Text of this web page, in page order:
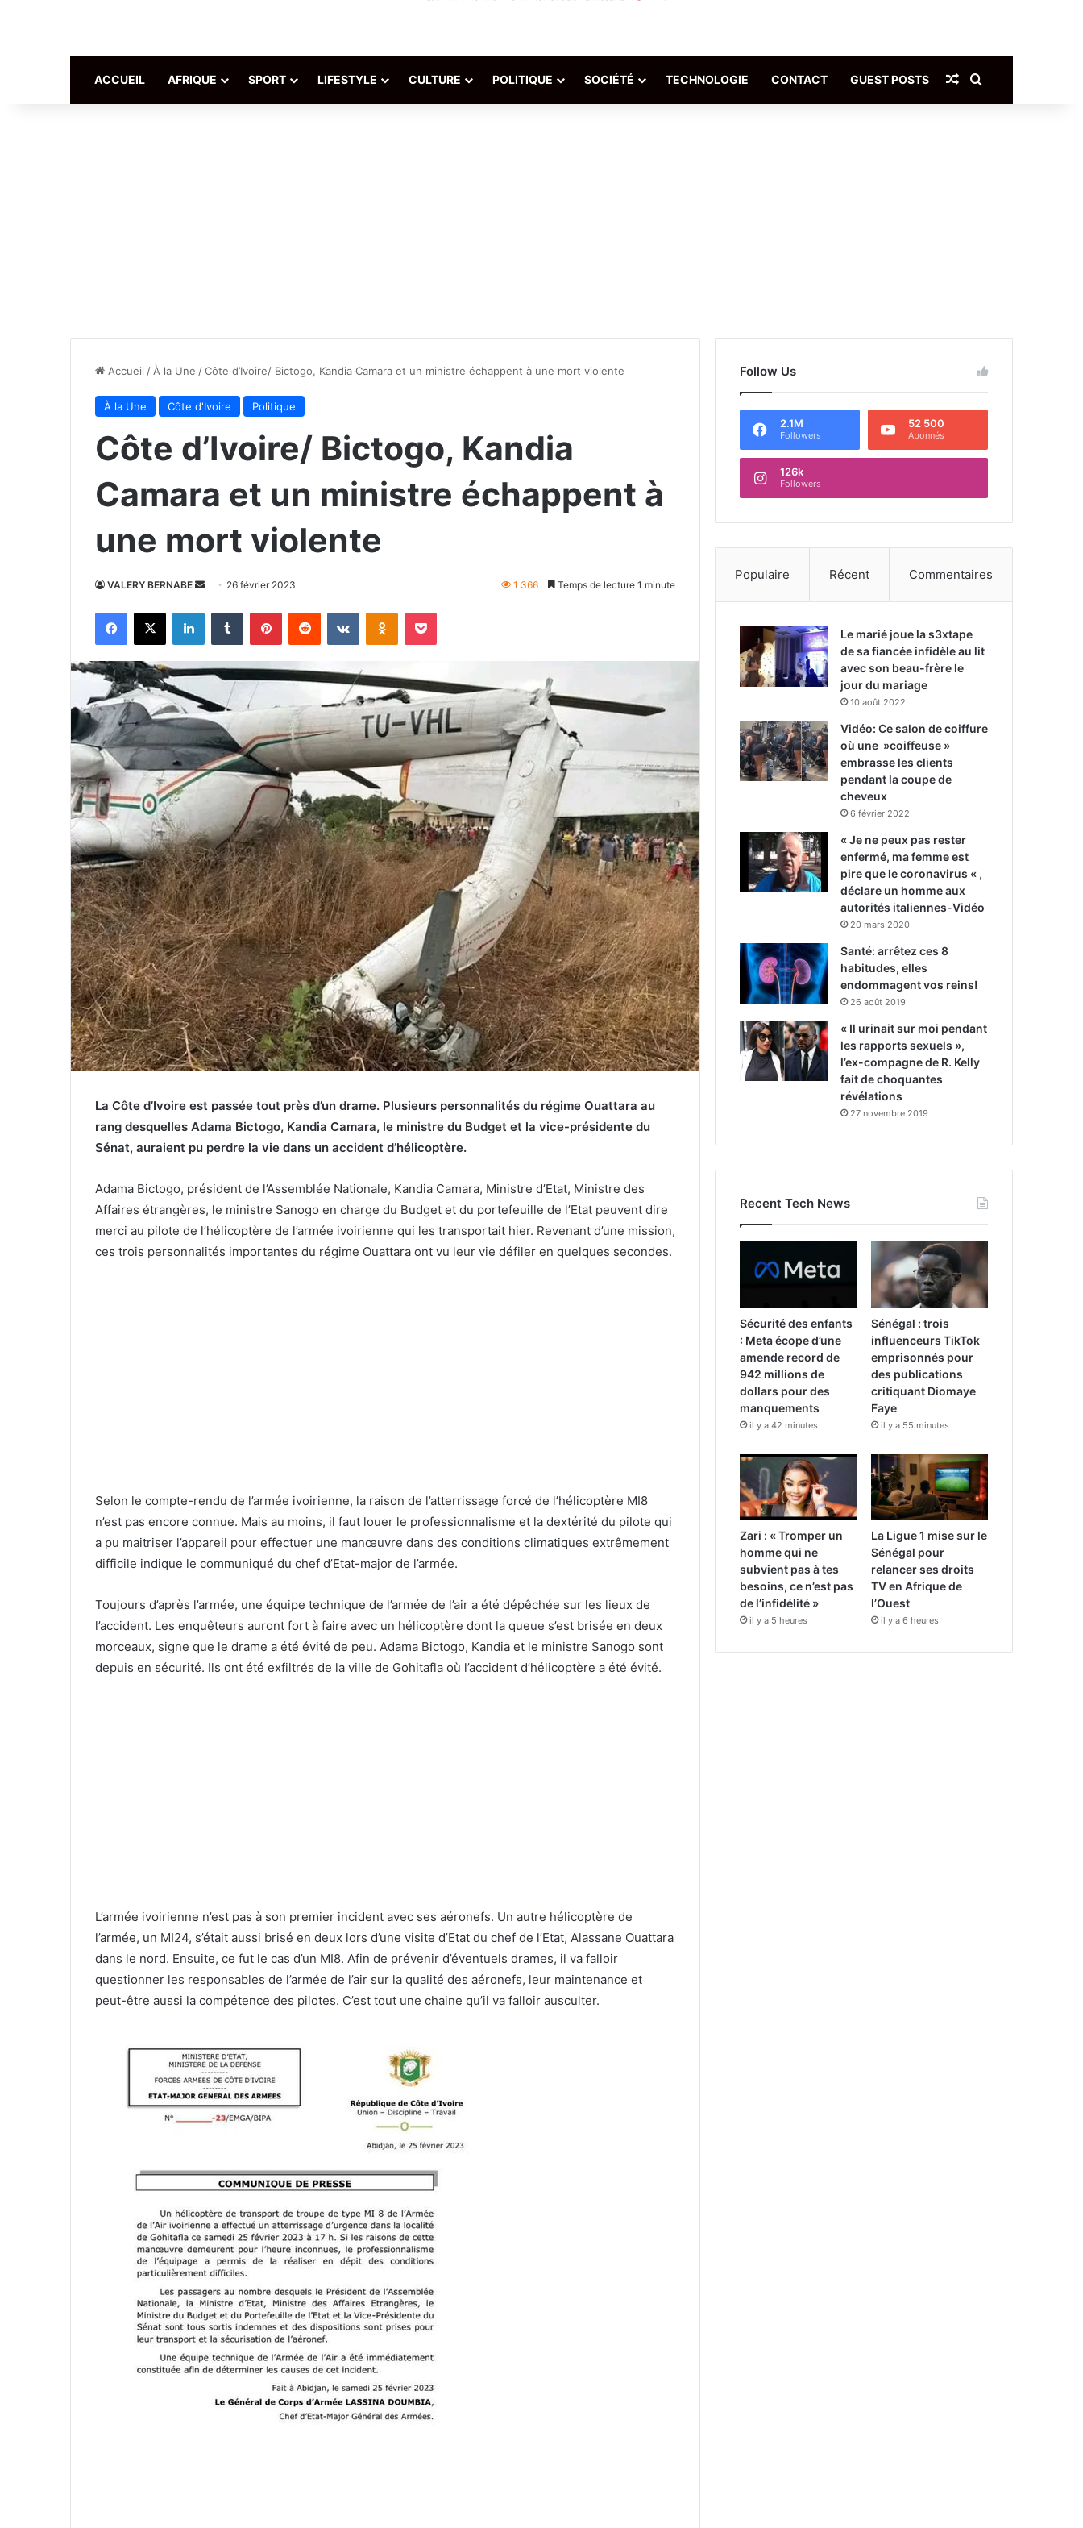
ACCUEIL AFRIQUE SPORT LIFESTYLE CULTURE POLITIQUE SOCIÉTÉ TECHNOLOGIE CONTACT GUEST POSTS Article Aléatoire
Accueil / À la Une /Côte d’Ivoire/ Bictogo, Kandia Camara et un ministre échappent à une mort violente
À la Une Côte d'Ivoire Politique
Côte d’Ivoire/ Bictogo, Kandia
Camara et un ministre échappent à
une mort violente
VALERY BERNABE
Envoyer
courriel
26 février 2023 1 366 Temps de lecture 1 minute
Facebook
X LinkedinTumblr PinterestReddit VKontakteOdnoklassniki
Pocket
La Côte d’Ivoire est passée tout près d’un drame. Plusieurs personnalités du régime Ouattara au
rang desquelles Adama Bictogo, Kandia Camara, le ministre du Budget et la vice-présidente du
Sénat, auraient pu perdre la vie dans un accident d’hélicoptère.
Adama Bictogo, président de l’Assemblée Nationale, Kandia Camara, Ministre d’Etat, Ministre des
Affaires étrangères, le ministre Sanogo en charge du Budget et du portefeuille de l’Etat peuvent dire
merci au pilote de l’hélicoptère de l’armée ivoirienne qui les transportait hier. Revenant d’une mission,
ces trois personnalités importantes du régime Ouattara ont vu leur vie défiler en quelques secondes.
Selon le compte-rendu de l’armée ivoirienne, la raison de l’atterrissage forcé de l’hélicoptère MI8
n’est pas encore connue. Mais au moins, il faut louer le professionnalisme et la dextérité du pilote qui
a pu maitriser l’appareil pour effectuer une manœuvre dans des conditions climatiques extrêmement
difficile indique le communiqué du chef d’Etat-major de l’armée.
Toujours d’après l’armée, une équipe technique de l’armée de l’air a été dépêchée sur les lieux de
l’accident. Les enquêteurs auront fort à faire avec un hélicoptère dont la queue s’est brisée en deux
morceaux, signe que le drame a été évité de peu. Adama Bictogo, Kandia et le ministre Sanogo sont
depuis en sécurité. Ils ont été exfiltrés de la ville de Gohitafla où l’accident d’hélicoptère a été évité.
L’armée ivoirienne n’est pas à son premier incident avec ses aéronefs. Un autre hélicoptère de
l’armée, un MI24, s’était aussi brisé en deux lors d’une visite d’Etat du chef de l’Etat, Alassane Ouattara
dans le nord. Ensuite, ce fut le cas d’un MI8. Afin de prévenir d’éventuels drames, il va falloir
questionner les responsables de l’armée de l’air sur la qualité des aéronefs, leur maintenance et
peut-être aussi la compétence des pilotes. C’est tout une chaine qu’il va falloir ausculter.
Follow Us
2.1M
Followers
52 500
Abonnés
126k
Followers
Populaire Récent Commentaires
Le marié joue la s3xtape
de sa fiancée infidèle au lit
avec son beau-frère le
jour du mariage
10 août 2022
Vidéo: Ce salon de coiffure
où une »coiffeuse »
embrasse les clients
pendant la coupe de
cheveux
6 février 2022
« Je ne peux pas rester
enfermé, ma femme est
pire que le coronavirus « ,
déclare un homme aux
autorités italiennes-Vidéo
20 mars 2020
Santé: arrêtez ces 8
habitudes, elles
endommagent vos reins!
26 août 2019
« Il urinait sur moi pendant
les rapports sexuels »,
l’ex-compagne de R. Kelly
fait de choquantes
révélations
27 novembre 2019
Recent Tech News
Sécurité des enfants
: Meta écope d’une
amende record de
942 millions de
dollars pour des
manquements
il y a 42 minutes
Sénégal : trois
influenceurs TikTok
emprisonnés pour
des publications
critiquant Diomaye
Faye
il y a 55 minutes
Zari : « Tromper un
homme qui ne
subvient pas à tes
besoins, ce n’est pas
de l’infidélité »
il y a 5 heures
La Ligue 1 mise sur le
Sénégal pour
relancer ses droits
TV en Afrique de
l’Ouest
il y a 6 heures